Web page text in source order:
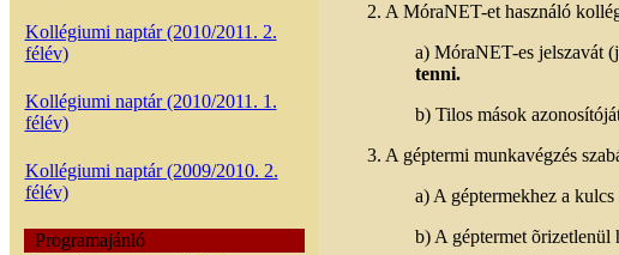
Kollégiumi naptár (2010/2011. 2.
félév)
Kollégiumi naptár (2010/2011. 1.
félév)
Kollégiumi naptár (2009/2010. 2.
félév)
Programajánló
2. A MóraNET-et használó
a) MóraNET-es jelszavát
tenni.
b) Tilos mások
3. A géptermi munkavégzés
a) A géptermekhez a
b) A géptermet õrizetlenül